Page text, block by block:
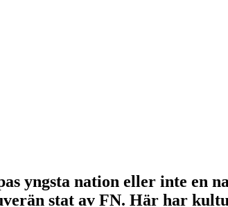
yngsta nation eller inte en
stat av FN. Här har